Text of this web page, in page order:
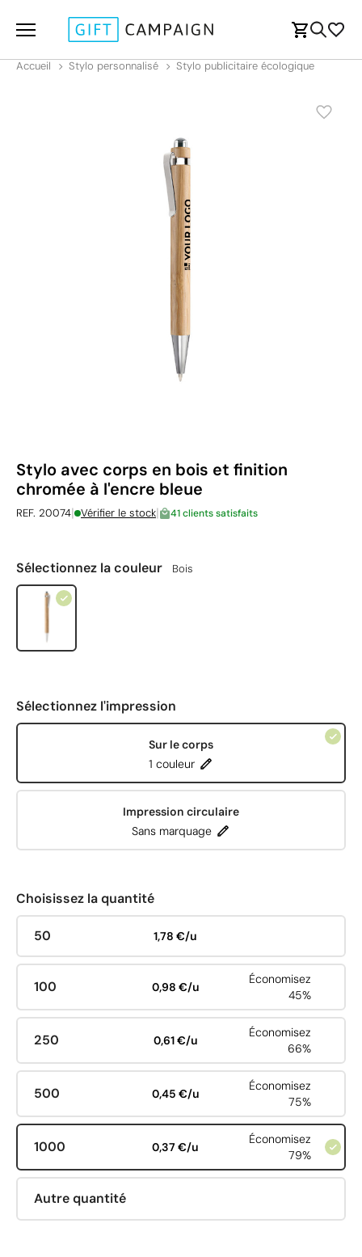
Accueil Stylo personnalisé Stylo publicitaire écologique
Stylo avec corps en bois et finition
chromée à l'encre bleue
REF. 20074| Vérifier le stock| 41 clients satisfaits
Sélectionnez la couleur Bois
Sélectionnez l'impression
Sur le corps
1 couleur
Impression circulaire
Sans marquage
Choisissez la quantité
50 1,78 €/u
100 0,98 €/u
Économisez
45%
250 0,61 €/u
Économisez
66%
500 0,45 €/u
Économisez
75%
1000 0,37 €/u
Économisez
79%
Autre quantité